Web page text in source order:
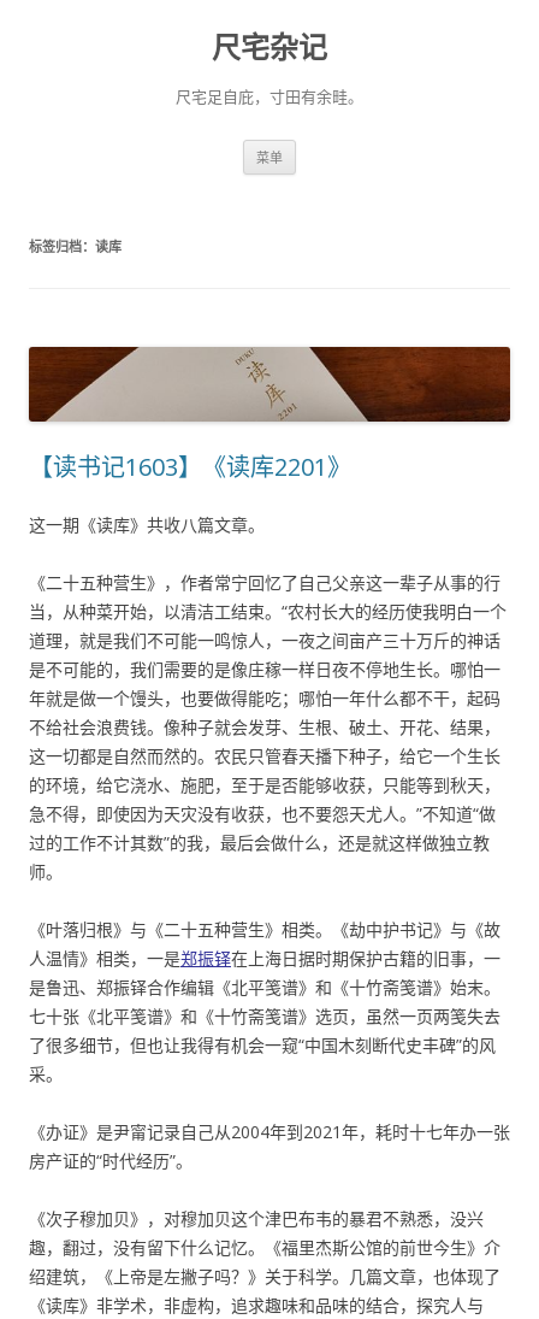
尺宅杂记
尺宅足自庇，寸田有余畦。
菜单
标签归档： 读库
【读书记1603】《读库2201》
这一期《读库》共收八篇文章。
《二十五种营生》，作者常宁回忆了自己父亲这一辈子从事的行
当，从种菜开始，以清洁工结束。“农村长大的经历使我明白一个
道理，就是我们不可能一鸣惊人，一夜之间亩产三十万斤的神话
是不可能的，我们需要的是像庄稼一样日夜不停地生长。哪怕一
年就是做一个馒头，也要做得能吃；哪怕一年什么都不干，起码
不给社会浪费钱。像种子就会发芽、生根、破土、开花、结果，
这一切都是自然而然的。农民只管春天播下种子，给它一个生长
的环境，给它浇水、施肥，至于是否能够收获，只能等到秋天，
急不得，即使因为天灾没有收获，也不要怨天尤人。”不知道“做
过的工作不计其数”的我，最后会做什么，还是就这样做独立教
师。
《叶落归根》与《二十五种营生》相类。《劫中护书记》与《故
人温情》相类，一是郑振铎在上海日据时期保护古籍的旧事，一
是鲁迅、郑振铎合作编辑《北平笺谱》和《十竹斋笺谱》始末。
七十张《北平笺谱》和《十竹斋笺谱》选页，虽然一页两笺失去
了很多细节，但也让我得有机会一窥“中国木刻断代史丰碑”的风
采。
《办证》是尹甯记录自己从2004年到2021年，耗时十七年办一张
房产证的“时代经历”。
《次子穆加贝》，对穆加贝这个津巴布韦的暴君不熟悉，没兴
趣，翻过，没有留下什么记忆。《福里杰斯公馆的前世今生》介
绍建筑，《上帝是左撇子吗？》关于科学。几篇文章，也体现了
《读库》非学术，非虚构，追求趣味和品味的结合，探究人与